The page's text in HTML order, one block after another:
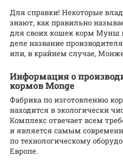
Для справки! Некоторые
знают, как правильно
для своих кошек корм
деле название
или, в крайнем случае,
Информация о
кормов Monge
Фабрика по изготовлению
находится в экологически
Комплекс отвечает всем
и является самым
по технологическому
Европе.